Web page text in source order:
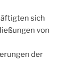
sich
von
der